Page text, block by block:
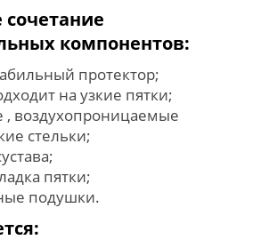
компонентов:
протектор;
на узкие пятки;
воздухопроницаемые
стельки;
пятки;
подушки.